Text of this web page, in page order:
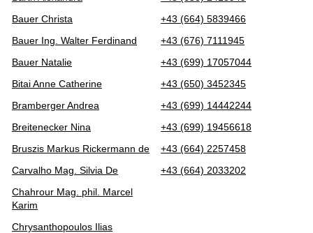
Bauer Christa
+43 (664) 5839466
Bauer Ing. Walter Ferdinand
+43 (676) 7111945
Bauer Natalie
+43 (699) 17057044
Bitai Anne Catherine
+43 (650) 3452345
Bramberger Andrea
+43 (699) 14442244
Breitenecker Nina
+43 (699) 19456618
Bruszis Markus Rickermann de
+43 (664) 2257458
Carvalho Mag. Silvia De
+43 (664) 2033202
Chahrour Mag. phil. Marcel
Karim
Chrysanthopoulos Ilias